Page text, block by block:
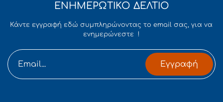
ΕΝΗΜΕΡΩΤΙΚΟ ΔΕΛΤΙΟ
Κάντε εγγραφή εδώ συμπληρώνοντας το email σας, για να
ενημερώνεστε !
Εγγραφή